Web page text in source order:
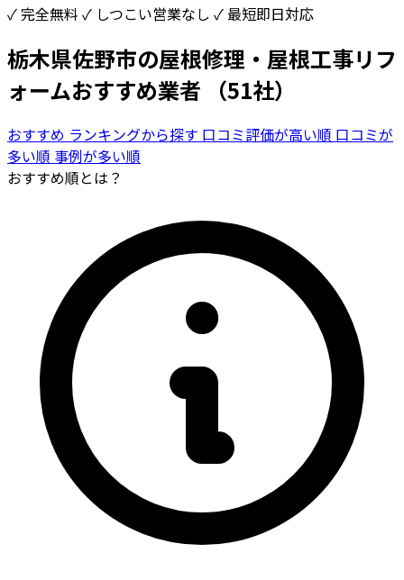
✓ 完全無料 ✓ しつこい営業なし ✓ 最短即日対応
栃木県佐野市の屋根修理・屋根工事リフ
ォームおすすめ業者
（51社）
おすすめ ランキングから探す 口コミ評価が高い順 口コミが
多い順 事例が多い順
おすすめ順とは？